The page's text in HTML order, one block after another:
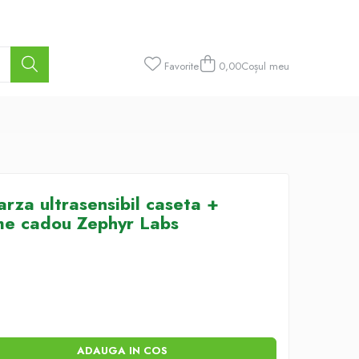
Favorite 0,00Coșul meu
ultrasensibil caseta +
cadou Zephyr Labs
ADAUGA IN COS